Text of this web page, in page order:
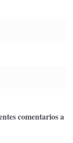
comentarios a